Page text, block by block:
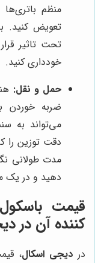
منظم
تعویض کنید.
تحت تاثیر
خودداری کنید.
حمل و نقل:
ضربه خوردن
می‌تواند به
دقت توزین را
مدت طولانی
دهید و در یک
قیمت
کننده آن در
در دیجی اسکال،